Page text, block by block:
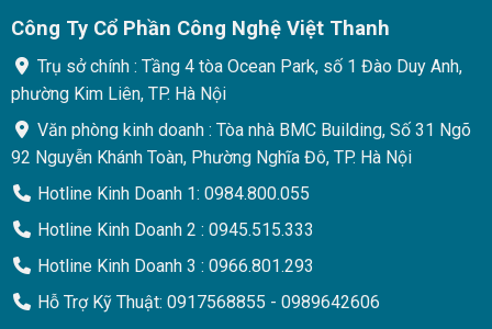
Công Ty Cổ Phần Công Nghệ Việt Thanh
Trụ sở chính : Tầng 4 tòa Ocean Park, số 1 Đào Duy Anh,
phường Kim Liên, TP. Hà Nội
Văn phòng kinh doanh : Tòa nhà BMC Building, Số 31 Ngõ
92 Nguyễn Khánh Toàn, Phường Nghĩa Đô, TP. Hà Nội
Hotline Kinh Doanh 1: 0984.800.055
Hotline Kinh Doanh 2 : 0945.515.333
Hotline Kinh Doanh 3 : 0966.801.293
Hỗ Trợ Kỹ Thuật: 0917568855 - 0989642606